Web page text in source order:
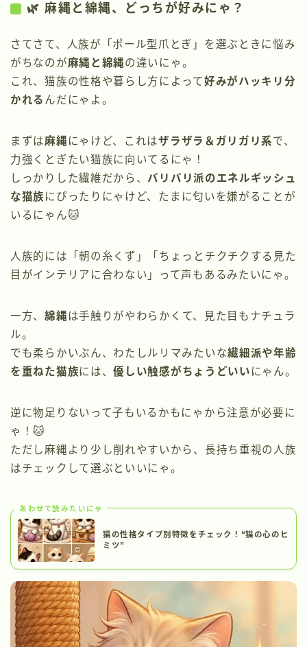
🌿 麻縄と綿縄、どっちが好みにゃ？
さてさて、人族が「ポール型爪とぎ」を選ぶときに悩み
がちなのが麻縄と綿縄の違いにゃ。
これ、猫族の性格や暮らし方によって好みがハッキリ分
かれる んだにゃよ。
まずは麻縄 にゃけど、これはザラザラ＆ガリガリ系で、
力強くとぎたい猫族に向いてるにゃ！
しっかりした繊維だから、 バリバリ派のエネルギッシュ
な猫族 にぴったりにゃけど、たまに匂いを嫌がることが
いるにゃん🐱
人族的には「朝の糸くず」「ちょっとチクチクする見た
目がインテリアに合わない」って声もあるみたいにゃ。
一方、綿縄は手触りがやわらかくて、見た目もナチュラ
ル。
でも柔らかいぶん、わたしルリマみたいな繊細派や年齢
を重ねた猫族には、優しい触感がちょうどいい にゃん。
逆に物足りないって子もいるかもにゃから注意が必要に
ゃ！🐱
ただし麻縄より少し削れやすいから、長持ち重視の人族
はチェックして選ぶといいにゃ。
あわせて読みたいにゃ
猫の性格タイプ別特徴をチェック！“猫の心のヒ
ミツ”